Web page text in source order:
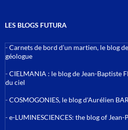
LES BLOGS FUTURA
-Carnets de bord d’un martien, le blog
géologue
-CIELMANIA : le blog de Jean-Baptiste
du ciel
-COSMOGONIES, le blog d'Aurélien
-e-LUMINESCIENCES: the blog of